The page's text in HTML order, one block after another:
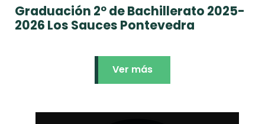
Graduación 2º de Bachillerato 2025-
2026 Los Sauces Pontevedra
Ver más